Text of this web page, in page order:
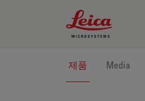
Leica
제품 Media